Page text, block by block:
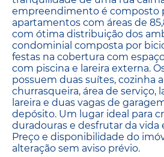
empreendimento é composto
apartamentos com áreas de
com ótima distribuição dos
condominial composta por
festas na cobertura com
com piscina e lareira externa.
possuem duas suítes, cozinha
churrasqueira, área de serviço,
lareira e duas vagas de
depósito. Um lugar ideal para
duradouras e desfrutar da vida
Preço e disponibilidade do
alteração sem aviso prévio.